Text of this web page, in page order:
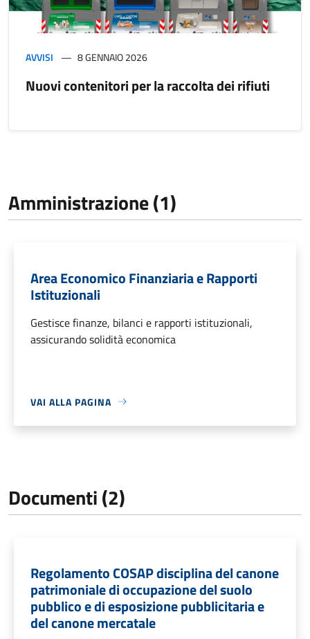
AVVISI 8 GENNAIO 2026
Nuovi contenitori per la raccolta dei rifiuti
Amministrazione (1)
Area Economico Finanziaria e Rapporti
Istituzionali
Gestisce finanze, bilanci e rapporti istituzionali,
assicurando solidità economica
VAI ALLA PAGINA
Documenti (2)
Regolamento COSAP disciplina del canone
patrimoniale di occupazione del suolo
pubblico e di esposizione pubblicitaria e
del canone mercatale